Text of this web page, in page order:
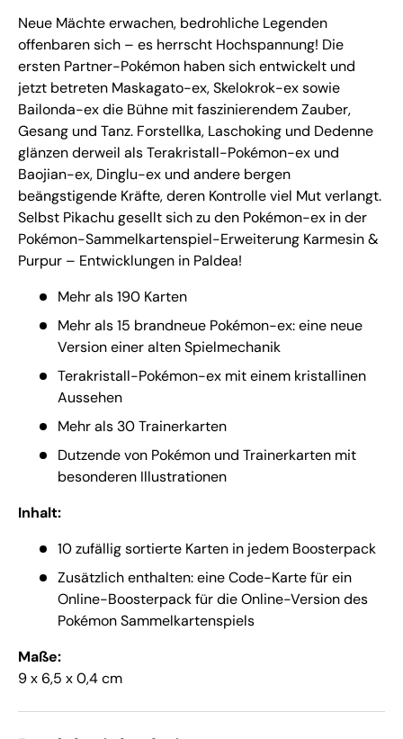
Neue Mächte erwachen, bedrohliche Legenden
offenbaren sich – es herrscht Hochspannung! Die
ersten Partner-Pokémon haben sich entwickelt und
jetzt betreten Maskagato-ex, Skelokrok-ex sowie
Bailonda-ex die Bühne mit faszinierendem Zauber,
Gesang und Tanz. Forstellka, Laschoking und Dedenne
glänzen derweil als Terakristall-Pokémon-ex und
Baojian-ex, Dinglu-ex und andere bergen
beängstigende Kräfte, deren Kontrolle viel Mut verlangt.
Selbst Pikachu gesellt sich zu den Pokémon-ex in der
Pokémon-Sammelkartenspiel-Erweiterung Karmesin &
Purpur – Entwicklungen in Paldea!
Mehr als 190 Karten
Mehr als 15 brandneue Pokémon-ex: eine neue
Version einer alten Spielmechanik
Terakristall-Pokémon-ex mit einem kristallinen
Aussehen
Mehr als 30 Trainerkarten
Dutzende von Pokémon und Trainerkarten mit
besonderen Illustrationen
Inhalt:
10 zufällig sortierte Karten in jedem Boosterpack
Zusätzlich enthalten: eine Code-Karte für ein
Online-Boosterpack für die Online-Version des
Pokémon Sammelkartenspiels
Maße:
9 x 6,5 x 0,4 cm